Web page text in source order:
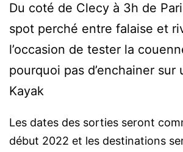
Du coté de Clecy à 3h de
spot perché entre falaise et
l’occasion de tester la
pourquoi pas d’enchainer sur
Kayak
Les dates des sorties seront
début 2022 et les destinations